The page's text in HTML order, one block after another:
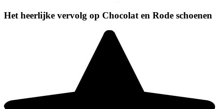
Het heerlijke vervolg op Chocolat en Rode schoenen